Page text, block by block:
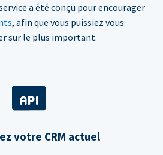
a été conçu pour encourager
, afin que vous puissiez vous
sur le plus important.
votre CRM actuel